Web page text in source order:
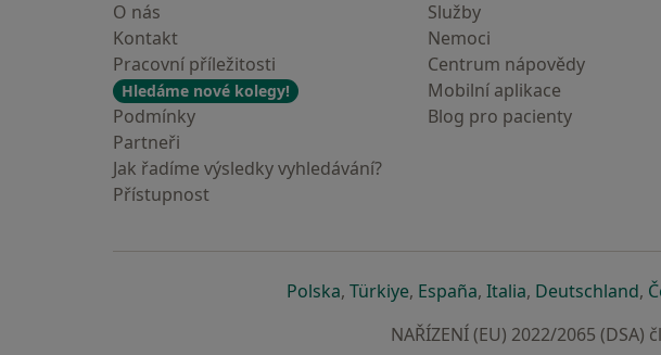
O nás
Kontakt
Pracovní příležitosti
Hledáme nové kolegy!
Podmínky
Partneři
Jak řadíme výsledky vyhledávání?
Přístupnost
Služby
Nemoci
Centrum nápovědy
Mobilní aplikace
Blog pro pacienty
Polskase otevře v nové záložce
, Türkiyese otevře v nové záložce
, Españase otevře v nové
, Italiase otevře v
, Deutschlandse
,
NAŘÍZENÍ (EU) 2022/2065